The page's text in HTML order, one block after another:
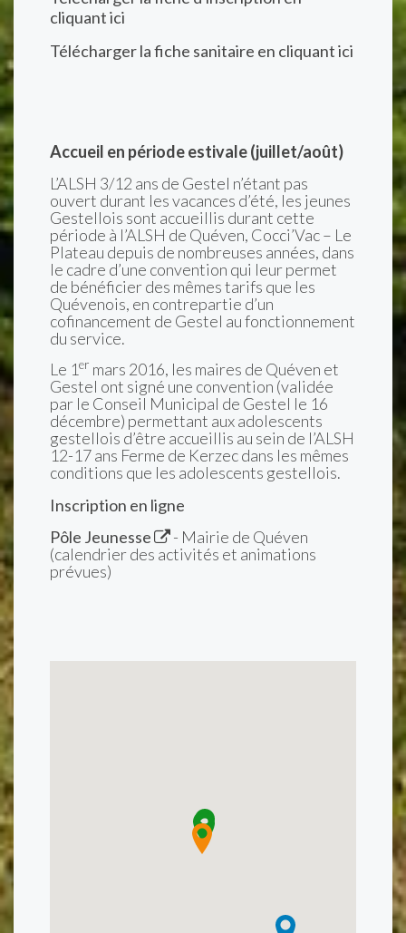
cliquant ici
Télécharger la fiche sanitaire en cliquant ici
Accueil en période estivale (juillet/août)
L’ALSH 3/12 ans de Gestel n’étant pas
ouvert durant les vacances d’été, les jeunes
Gestellois sont accueillis durant cette
période à l’ALSH de Quéven, Cocci’Vac – Le
Plateau depuis de nombreuses années, dans
le cadre d’une convention qui leur permet
de bénéficier des mêmes tarifs que les
Quévenois, en contrepartie d’un
cofinancement de Gestel au fonctionnement
du service.
Le 1er mars 2016, les maires de Quéven et
Gestel ont signé une convention (validée
par le Conseil Municipal de Gestel le 16
décembre) permettant aux adolescents
gestellois d’être accueillis au sein de l’ALSH
12-17 ans Ferme de Kerzec dans les mêmes
conditions que les adolescents gestellois.
Inscription en ligne
Pôle Jeunesse
- Mairie de Quéven
(calendrier des activités et animations
prévues)